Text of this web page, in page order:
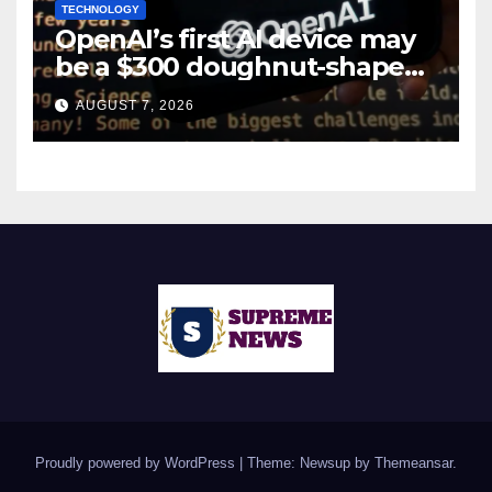
TECHNOLOGY
OpenAI’s first AI device may
be a $300 doughnut-shaped
smart speaker: Report
AUGUST 7, 2026
Proudly powered by WordPress | Theme: Newsup by Themeansar.